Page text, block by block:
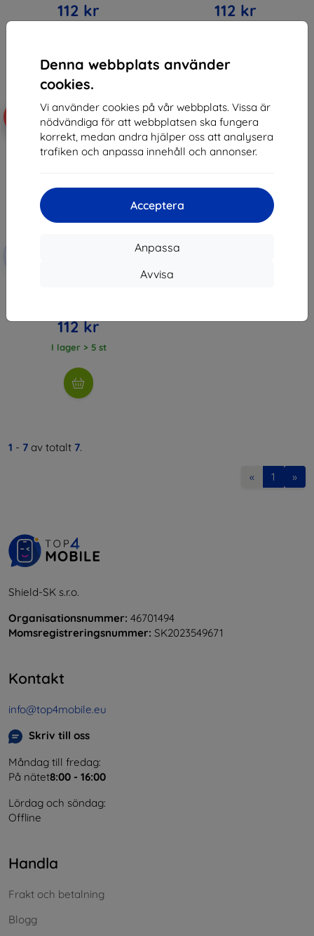
Denna webbplats använder
cookies.
Vi använder cookies på vår webbplats. Vissa är
nödvändiga för att webbplatsen ska fungera
korrekt, medan andra hjälper oss att analysera
trafiken och anpassa innehåll och annonser.
Acceptera
Anpassa
Avvisa
112 kr 112 kr
EXTRA10
112 kr
I lager > 5 st
1 - 7 av totalt 7.
« 1 »
Shield-SK s.r.o.
Organisationsnummer: 46701494
Momsregistreringsnummer: SK2023549671
Kontakt
info@top4mobile.eu
Skriv till oss
Måndag till fredag:
På nätet8:00 - 16:00
Lördag och söndag:
Offline
Handla
Frakt och betalning
Blogg